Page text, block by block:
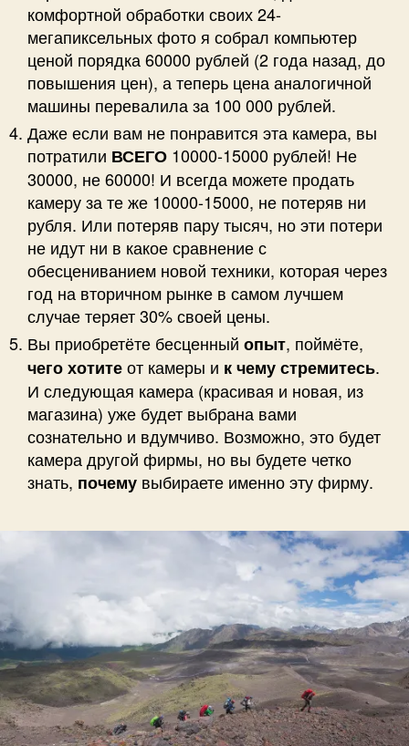
комфортной обработки своих 24-
мегапиксельных фото я собрал компьютер
ценой порядка 60000 рублей (2 года назад, до
повышения цен), а теперь цена аналогичной
машины перевалила за 100 000 рублей.
Даже если вам не понравится эта камера, вы
потратили ВСЕГО 10000-15000 рублей! Не
30000, не 60000! И всегда можете продать
камеру за те же 10000-15000, не потеряв ни
рубля. Или потеряв пару тысяч, но эти потери
не идут ни в какое сравнение с
обесцениванием новой техники, которая через
год на вторичном рынке в самом лучшем
случае теряет 30% своей цены.
Вы приобретёте бесценный опыт, поймёте,
чего хотитеот камеры и к чему стремитесь.
И следующая камера (красивая и новая, из
магазина) уже будет выбрана вами
сознательно и вдумчиво. Возможно, это будет
камера другой фирмы, но вы будете четко
знать, почему выбираете именно эту фирму.